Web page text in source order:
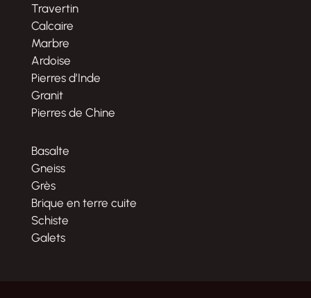
Travertin
Calcaire
Marbre
Ardoise
Pierres d’Inde
Granit
Pierres de Chine
Basalte
Gneiss
Grès
Brique en terre cuite
Schiste
Galets